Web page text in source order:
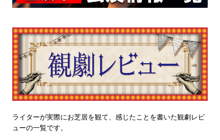
ライターが実際にお芝居を観て、感じたことを書いた観劇レビ
ューの一覧です。